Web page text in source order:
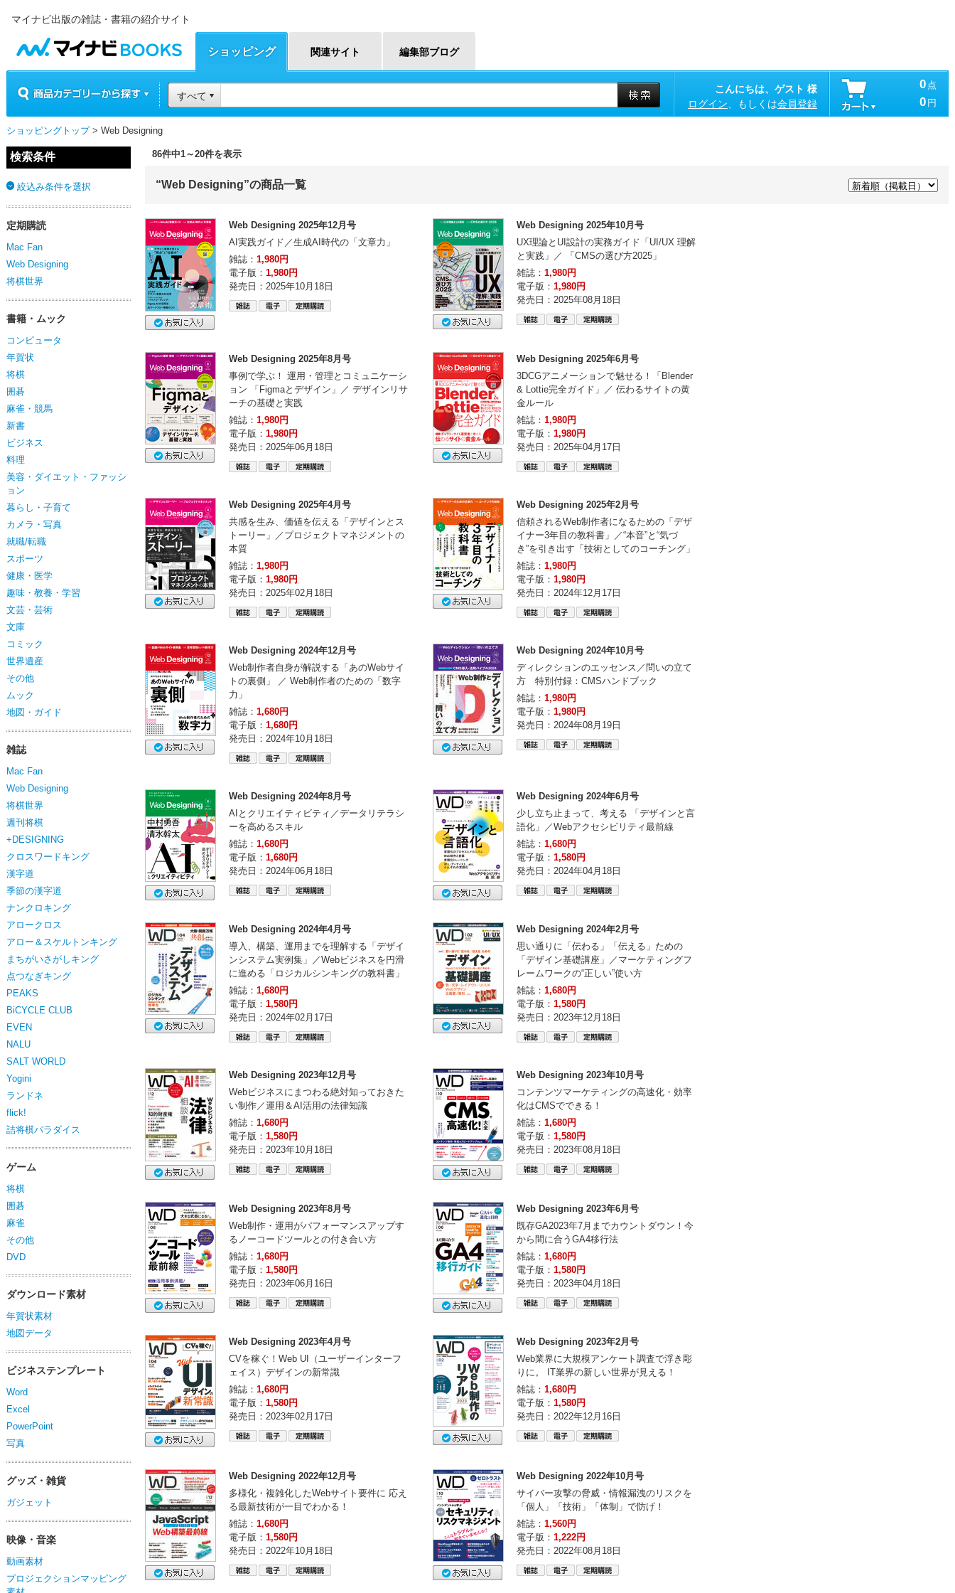
マイナビ出版の雑誌・書籍の紹介サイト
マイナビBOOKS
ショッピング 関連サイト 編集部ブログ
すべて
こんにちは、ゲスト 様
ログイン 、もしくは会員登録
0 点
0 円
ショッピングトップ> Web Designing
86件中1～20件を表示
“Web Designing”の商品一覧
Web Designing 2025年12月号
AI実践ガイド／生成AI時代の「文章力」
雑誌： 1,980円
電子版： 1,980円
発売日：2025年10月18日
Web Designing 2025年10月号
UX理論とUI設計の実務ガイド「UI/UX 理解
と実践」／ 「CMSの選び方2025」
雑誌： 1,980円
電子版： 1,980円
発売日：2025年08月18日
Web Designing 2025年8月号
事例で学ぶ！ 運用・管理とコミュニケーシ
ョン 「Figmaとデザイン」／ デザインリサ
ーチの基礎と実践
雑誌： 1,980円
電子版： 1,980円
発売日：2025年06月18日
Web Designing 2025年6月号
3DCGアニメーションで魅せる！「Blender
& Lottie完全ガイド」／ 伝わるサイトの黄
金ルール
雑誌： 1,980円
電子版： 1,980円
発売日：2025年04月17日
Web Designing 2025年4月号
共感を生み、価値を伝える「デザインとス
トーリー」／プロジェクトマネジメントの
本質
雑誌： 1,980円
電子版： 1,980円
発売日：2025年02月18日
Web Designing 2025年2月号
信頼されるWeb制作者になるための「デザ
イナー3年目の教科書」／“本音”と“気づ
き”を引き出す「技術としてのコーチング」
雑誌： 1,980円
電子版： 1,980円
発売日：2024年12月17日
Web Designing 2024年12月号
Web制作者自身が解説する「あのWebサイ
トの裏側」 ／ Web制作者のための「数字
力」
雑誌： 1,680円
電子版： 1,680円
発売日：2024年10月18日
Web Designing 2024年10月号
ディレクションのエッセンス／問いの立て
方 特別付録：CMSハンドブック
雑誌： 1,980円
電子版： 1,980円
発売日：2024年08月19日
Web Designing 2024年8月号
AIとクリエイティビティ／データリテラシ
ーを高めるスキル
雑誌： 1,680円
電子版： 1,680円
発売日：2024年06月18日
Web Designing 2024年6月号
少し立ち止まって、考える 「デザインと言
語化」／Webアクセシビリティ最前線
雑誌： 1,680円
電子版： 1,580円
発売日：2024年04月18日
Web Designing 2024年4月号
導入、構築、運用までを理解する「デザイ
ンシステム実例集」／Webビジネスを円滑
に進める「ロジカルシンキングの教科書」
雑誌： 1,680円
電子版： 1,580円
発売日：2024年02月17日
Web Designing 2024年2月号
思い通りに「伝わる」「伝える」ための
「デザイン基礎講座」／マーケティングフ
レームワークの“正しい”使い方
雑誌： 1,680円
電子版： 1,580円
発売日：2023年12月18日
Web Designing 2023年12月号
Webビジネスにまつわる絶対知っておきた
い制作／運用＆AI活用の法律知識
雑誌： 1,680円
電子版： 1,580円
発売日：2023年10月18日
Web Designing 2023年10月号
コンテンツマーケティングの高速化・効率
化はCMSでできる！
雑誌： 1,680円
電子版： 1,580円
発売日：2023年08月18日
Web Designing 2023年8月号
Web制作・運用がパフォーマンスアップす
るノーコードツールとの付き合い方
雑誌： 1,680円
電子版： 1,580円
発売日：2023年06月16日
Web Designing 2023年6月号
既存GA2023年7月までカウントダウン！今
から間に合うGA4移行法
雑誌： 1,680円
電子版： 1,580円
発売日：2023年04月18日
Web Designing 2023年4月号
CVを稼ぐ！Web UI（ユーザーインターフ
ェイス）デザインの新常識
雑誌： 1,680円
電子版： 1,580円
発売日：2023年02月17日
Web Designing 2023年2月号
Web業界に大規模アンケート調査で浮き彫
りに。 IT業界の新しい世界が見える！
雑誌： 1,680円
電子版： 1,580円
発売日：2022年12月16日
Web Designing 2022年12月号
多様化・複雑化したWebサイト要件に 応え
る最新技術が一目でわかる！
雑誌： 1,680円
電子版： 1,580円
発売日：2022年10月18日
Web Designing 2022年10月号
サイバー攻撃の脅威・情報漏洩のリスクを
「個人」「技術」「体制」で防げ！
雑誌： 1,560円
電子版： 1,222円
発売日：2022年08月18日
検索条件
絞込み条件を選択
定期購読
Mac Fan
Web Designing
将棋世界
書籍・ムック
コンピュータ
年賀状
将棋
囲碁
麻雀・競馬
新書
ビジネス
料理
美容・ダイエット・ファッシ
ョン
暮らし・子育て
カメラ・写真
就職/転職
スポーツ
健康・医学
趣味・教養・学習
文芸・芸術
文庫
コミック
世界遺産
その他
ムック
地図・ガイド
雑誌
Mac Fan
Web Designing
将棋世界
週刊将棋
+DESIGNING
クロスワードキング
漢字道
季節の漢字道
ナンクロキング
アロークロス
アロー＆スケルトンキング
まちがいさがしキング
点つなぎキング
PEAKS
BiCYCLE CLUB
EVEN
NALU
SALT WORLD
Yogini
ランドネ
flick!
詰将棋パラダイス
ゲーム
将棋
囲碁
麻雀
その他
DVD
ダウンロード素材
年賀状素材
地図データ
ビジネステンプレート
Word
Excel
PowerPoint
写真
グッズ・雑貨
ガジェット
映像・音楽
動画素材
プロジェクションマッピング